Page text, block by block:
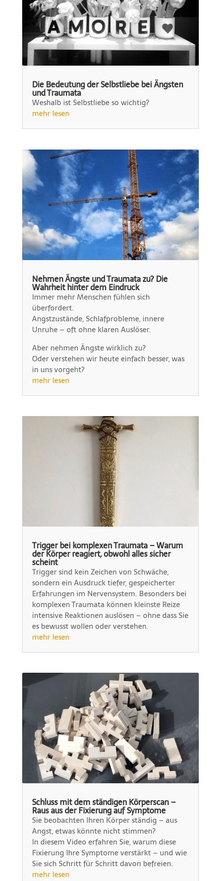
Die Bedeutung der Selbstliebe bei Ängsten
und Traumata
Weshalb ist Selbstliebe so wichtig?
mehr lesen
Nehmen Ängste und Traumata zu? Die
Wahrheit hinter dem Eindruck
Immer mehr Menschen fühlen sich
überfordert.
Angstzustände, Schlafprobleme, innere
Unruhe – oft ohne klaren Auslöser.
Aber nehmen Ängste wirklich zu?
Oder verstehen wir heute einfach besser, was
in uns vorgeht?
mehr lesen
Trigger bei komplexen Traumata – Warum
der Körper reagiert, obwohl alles sicher
scheint
Trigger sind kein Zeichen von Schwäche,
sondern ein Ausdruck tiefer, gespeicherter
Erfahrungen im Nervensystem. Besonders bei
komplexen Traumata können kleinste Reize
intensive Reaktionen auslösen – ohne dass Sie
es bewusst wollen oder verstehen.
mehr lesen
Schluss mit dem ständigen Körperscan –
Raus aus der Fixierung auf Symptome
Sie beobachten Ihren Körper ständig – aus
Angst, etwas könnte nicht stimmen?
In diesem Video erfahren Sie, warum diese
Fixierung Ihre Symptome verstärkt – und wie
Sie sich Schritt für Schritt davon befreien.
mehr lesen